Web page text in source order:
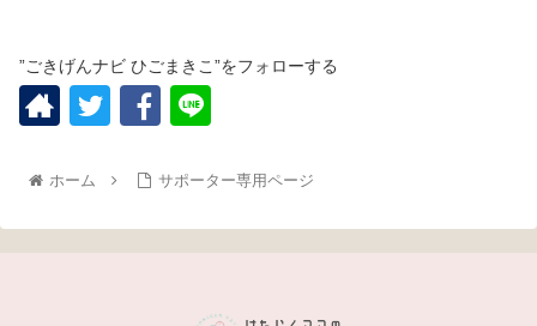
”ごきげんナビ ひごまきこ”をフォローする
ホーム サポーター専用ページ